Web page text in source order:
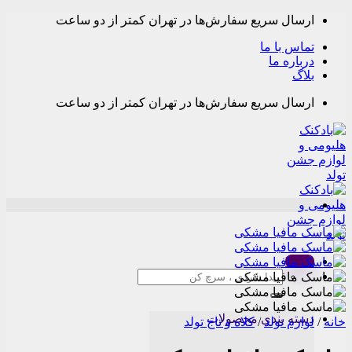
Skip
content
ارسال سریع سفارش‌ها در تهران کمتر از دو ساعت
تماس با ما
درباره ما
بلاگ
ارسال سریع سفارش‌ها در تهران کمتر از دو ساعت
Menu
جستجو
برای:
دسته بندی محصولات خانه / لوازم تولد / کلاه و تاج تولد